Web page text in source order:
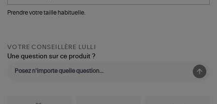
Prendre votre taille habituelle.
VOTRE CONSEILLÈRE LULLI
Une question sur ce produit ?